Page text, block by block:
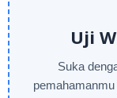
Uji
Suka